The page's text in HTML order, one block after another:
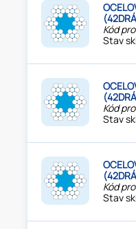
Kód
Stav
Kód
Stav
Kód
Stav